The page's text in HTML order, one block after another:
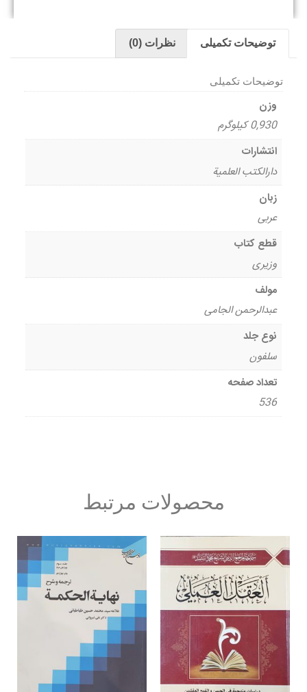
توضیحات تکمیلی نظرات (0)
توضیحات تکمیلی
وزن
0,930 کیلوگرم
انتشارات
دارالکتب العلمیة
زبان
عربی
قطع کتاب
وزیری
مولف
عبدالرحمن الجامی
نوع جلد
سلفون
تعداد صفحه
536
محصولات مرتبط